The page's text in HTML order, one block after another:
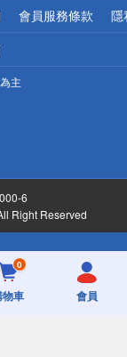
會員服務條款 隱
主
6
Right Reserved
0
車 會員